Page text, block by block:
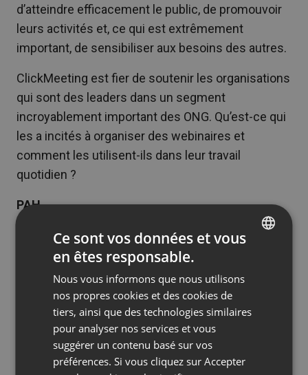
d’atteindre efficacement le public, de promouvoir
leurs activités et, ce qui est extrêmement
important, de sensibiliser aux besoins des autres.
ClickMeeting est fier de soutenir les organisations
qui sont des leaders dans un segment
incroyablement important des ONG. Qu’est-ce qui
les a incités à organiser des webinaires et
comment les utilisent-ils dans leur travail
quotidien ?
PAH
L’idée est née de l’observation des tendances de
l’éducation dans le monde, mais principalement en
réponse à la nécessité d’accroître l’efficacité et les
effets d’échelle. Pendant l’enseignement à distance,
cela nous a permis d’aider les enseignants à
introduire des sujets d’éducation globale dans les
écoles. L’idée de webinaires ouverts à toutes les
parties intéressées est venue du fait que de
FRENCH
GERMAN
Ce sont vos données et vous
en êtes responsable.
Nous vous informons que nous utilisons
nos propres cookies et des cookies de
tiers, ainsi que des technologies similaires
pour analyser nos services et vous
suggérer un contenu basé sur vos
préférences. Si vous cliquez sur Accepter